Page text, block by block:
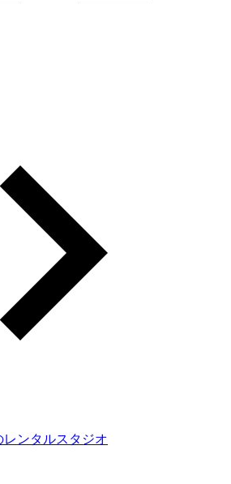
ンタルスタジオ